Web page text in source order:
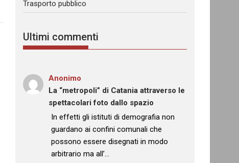
Trasporto pubblico
Ultimi commenti
Anonimo
La “metropoli” di Catania attraverso le
spettacolari foto dallo spazio
: “
In effetti gli istituti di demografia non
guardano ai confini comunali che
possono essere disegnati in modo
arbitrario ma all’…